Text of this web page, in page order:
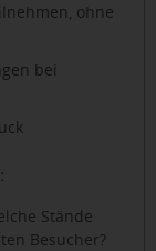
ohne
bei
Stände
Besucher?